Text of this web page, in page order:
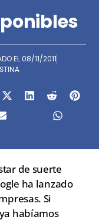
EL 08/11/2011
de suerte
ha lanzado
Si
habíamos